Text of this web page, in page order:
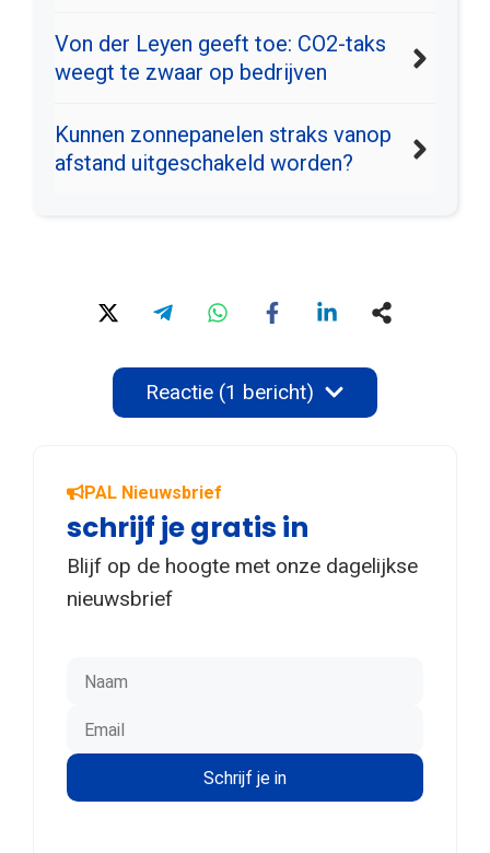
Von der Leyen geeft toe: CO2-taks
weegt te zwaar op bedrijven
Kunnen zonnepanelen straks vanop
afstand uitgeschakeld worden?
Reactie (1 bericht)
PAL Nieuwsbrief
schrijf je gratis in
Blijf op de hoogte met onze dagelijkse
nieuwsbrief